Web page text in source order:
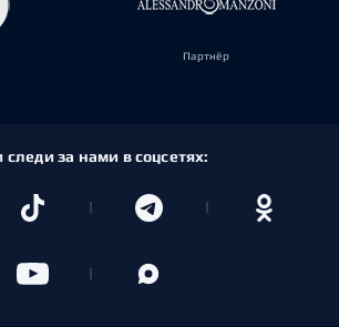
Партнёр
за нами в соцсетях: